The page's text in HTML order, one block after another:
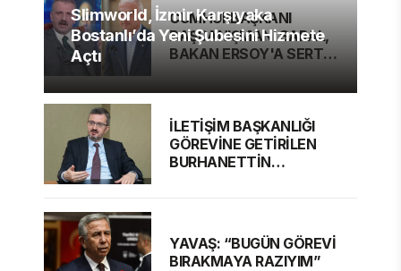
Slimworld, İzmir Karşıyaka
Bostanlı’da Yeni Şubesini Hizmete
Açtı
CUMHURBAŞKANI
BAŞDANIŞMANI SARAL,
BAKAN ERSOY'A SERT
İLETİŞİM BAŞKANLIĞI
GÖREVİNE GETİRİLEN
BURHANETTİN
YAVAŞ: “BUGÜN GÖREVİ
BIRAKMAYA RAZIYIM”